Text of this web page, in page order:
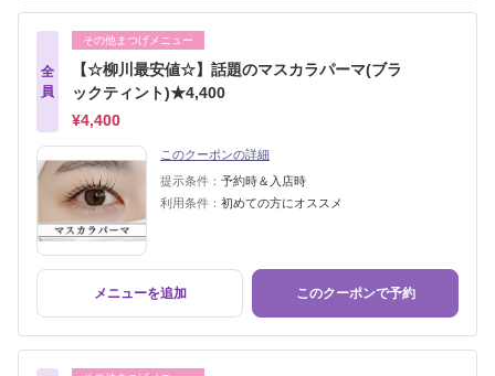
全
員
その他まつげメニュー
【☆柳川最安値☆】話題のマスカラパーマ(ブラ
ックティント)★4,400
¥4,400
このクーポンの詳細
提示条件： 予約時＆入店時
利用条件： 初めての方にオススメ
メニューを追加 このクーポンで予約